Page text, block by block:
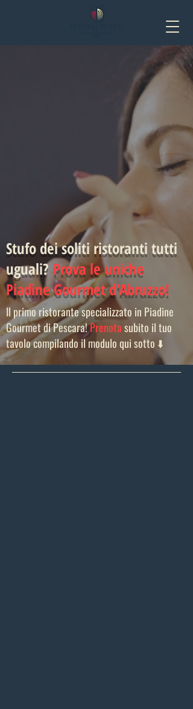
Stufo dei soliti ristoranti tutti
uguali?Prova le uniche
Piadine Gourmet d'Abruzzo!
Il primo ristorante specializzato in Piadine
Gourmet di Pescara!Prenotasubito il tuo
tavolo compilando il modulo qui sotto ⬇️